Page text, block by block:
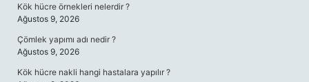
Kök hücre örnekleri nelerdir ?
Ağustos 9, 2026
Çömlek yapımı adı nedir ?
Ağustos 9, 2026
Kök hücre nakli hangi hastalara yapılır ?